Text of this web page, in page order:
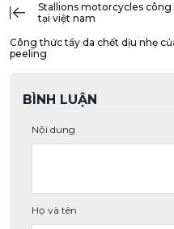
stallions motorcycles công bố chính thức giá bán các dòng xe
tại việt nam
công thức tẩy da chết dịu nhẹ của ohui clear science soft
peeling
BÌNH LUẬN
Nội dung
Họ và tên